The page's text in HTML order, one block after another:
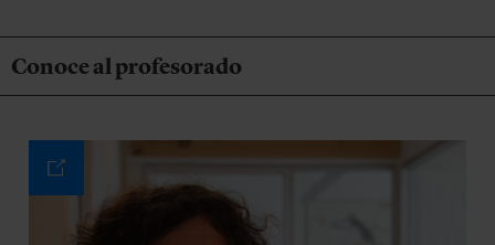
Conoce al profesorado